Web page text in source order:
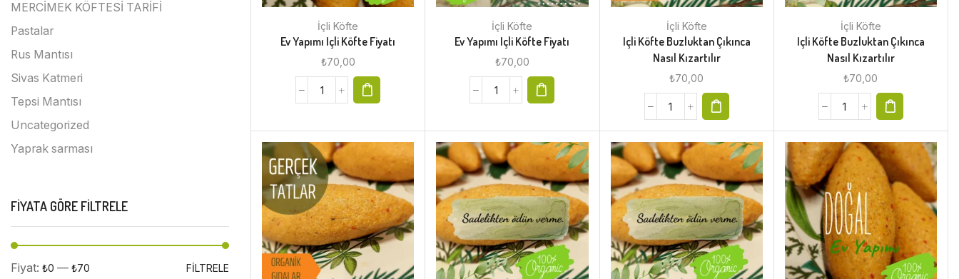
İçli Köfte
Ev Yapımı Içli Köfte Fiyatı
₺70,00
İçli Köfte
Ev Yapımı Içli Köfte Fiyatı
₺70,00
İçli Köfte
Içli Köfte Buzluktan Çıkınca
Nasıl Kızartılır
₺70,00
İçli Köfte
Içli Köfte Buzluktan Çıkınca
Nasıl Kızartılır
₺70,00
MERCİMEK KÖFTESİ TARİFİ
Pastalar
Rus Mantısı
Sivas Katmeri
Tepsi Mantısı
Uncategorized
Yaprak sarması
FIYATA GÖRE FILTRELE
FILTRELE
Fiyat: ₺0 — ₺70